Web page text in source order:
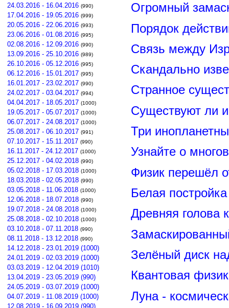
24.03.2016 - 16.04.2016 (990)
17.04.2016 - 19.05.2016 (999)
20.05.2016 - 22.06.2016 (993)
23.06.2016 - 01.08.2016 (995)
02.08.2016 - 12.09.2016 (990)
13.09.2016 - 25.10.2016 (989)
26.10.2016 - 05.12.2016 (995)
06.12.2016 - 15.01.2017 (995)
16.01.2017 - 23.02.2017 (990)
24.02.2017 - 03.04.2017 (994)
04.04.2017 - 18.05.2017 (1000)
19.05.2017 - 05.07.2017 (1000)
06.07.2017 - 24.08.2017 (1000)
25.08.2017 - 06.10.2017 (991)
07.10.2017 - 15.11.2017 (990)
16.11.2017 - 24.12.2017 (1000)
25.12.2017 - 04.02.2018 (990)
05.02.2018 - 17.03.2018 (1000)
18.03.2018 - 02.05.2018 (990)
03.05.2018 - 11.06.2018 (1000)
12.06.2018 - 18.07.2018 (990)
19.07.2018 - 24.08.2018 (1000)
25.08.2018 - 02.10.2018 (1000)
03.10.2018 - 07.11.2018 (990)
08.11.2018 - 13.12.2018 (990)
14.12.2018 - 23.01.2019 (1000)
24.01.2019 - 02.03.2019 (1000)
03.03.2019 - 12.04.2019 (1010)
13.04.2019 - 23.05.2019 (990)
24.05.2019 - 03.07.2019 (1000)
04.07.2019 - 11.08.2019 (1000)
12.08.2019 - 16.09.2019 (990)
Огромный
Порядок
Связь между
Скандально
Странное
Существуют ли
Три
Узнайте о
Физик перешёл
Белая
Древняя голова
Зелёный диск
Квантовая
Луна -